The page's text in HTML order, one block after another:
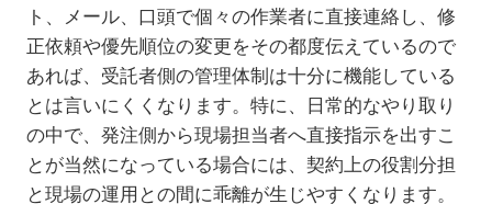
ト、メール、口頭で個々の作業者に直接連絡し、修
正依頼や優先順位の変更をその都度伝えているので
あれば、受託者側の管理体制は十分に機能している
とは言いにくくなります。特に、日常的なやり取り
の中で、発注側から現場担当者へ直接指示を出すこ
とが当然になっている場合には、契約上の役割分担
と現場の運用との間に乖離が生じやすくなります。